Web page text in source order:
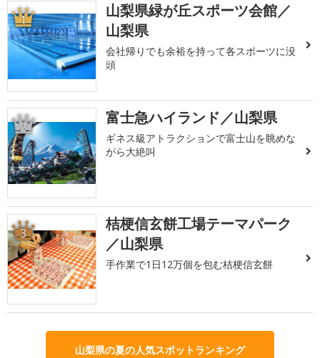
1
山梨県緑が丘スポーツ会館／
山梨県
会社帰りでも余裕を持って各スポーツに没
頭
2 富士急ハイランド／山梨県
ギネス級アトラクションで富士山を眺めな
がら大絶叫
3
桔梗信玄餅工場テーマパーク
／山梨県
手作業で1日12万個を包む桔梗信玄餅
山梨県の夏の人気スポットランキング